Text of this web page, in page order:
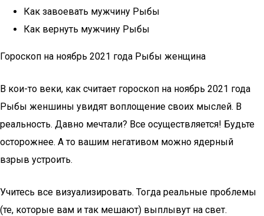
Как завоевать мужчину Рыбы
Как вернуть мужчину Рыбы
Гороскоп на ноябрь 2021 года Рыбы женщина
В кои-то веки, как считает гороскоп на ноябрь 2021 года
Рыбы женшины увидят воплощение своих мыслей. В
реальность. Давно мечтали? Все осуществляется! Будьте
осторожнее. А то вашим негативом можно ядерный
взрыв устроить.
Учитесь все визуализировать. Тогда реальные проблемы
(те, которые вам и так мешают) выплывут на свет.